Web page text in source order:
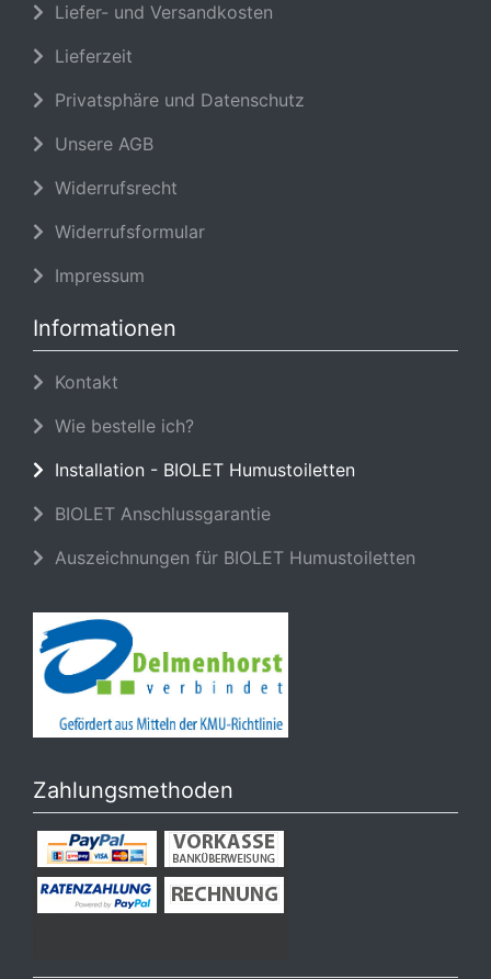
Liefer- und Versandkosten
Lieferzeit
Privatsphäre und Datenschutz
Unsere AGB
Widerrufsrecht
Widerrufsformular
Impressum
Informationen
Kontakt
Wie bestelle ich?
Installation - BIOLET Humustoiletten
BIOLET Anschlussgarantie
Auszeichnungen für BIOLET Humustoiletten
Zahlungsmethoden